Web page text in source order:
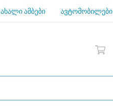
ახალი ამბები ავტომობილები